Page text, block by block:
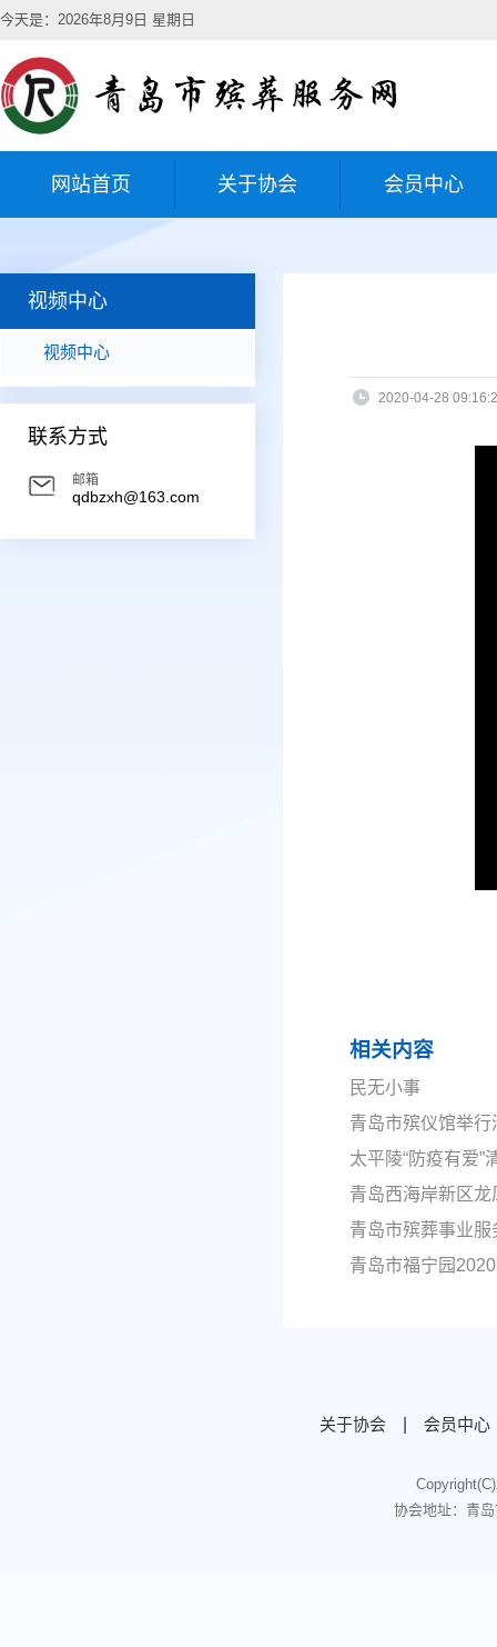
今天是：2026年8月9日 星期日
网站首页 关于协会 会员中心
视频中心
视频中心
联系方式
邮箱
qdbzxh@163.com
2020-04-28
相关内容
民无小事
青岛市殡仪馆举
太平陵“防疫有爱”
青岛西海岸新区
青岛市殡葬事业
青岛市福宁园
关于协会 会员中心
协会地址：青